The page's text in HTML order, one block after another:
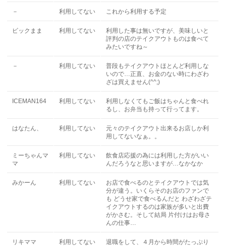
－ 利用してない これから利用する予定
ビックまま 利用してない
利用した事は無いですが、美味しいと
評判の店のテイクアウトものは食べて
みたいですね～
－ 利用してない
普段もテイクアウトほとんど利用しな
いので…正直、お金のない時にわざわ
ざは買えません(^^;)
ICEMAN164 利用してない
利用しなくてもご飯はちゃんと食べれ
るし、お弁当も持って行ってます。
はなたん、 利用してない
元々のテイクアウト出来るお店しか利
用してないなぁ。。
ミーちゃんマ
マ
利用してない
飲食店応援の為には利用した方がいい
んだろうなと思いますが…なかなか
みかーん 利用してない
お店で食べるのとテイクアウトでは気
分が違う。いくらそのお店のファンで
も どうせ家で食べるんだと わざわざテ
イクアウトするのは家族が多いと出費
がかさむ。そして結局 片付けはお母さ
んの仕事…
リキママ 利用してない
退職をして、４月から時間がたっぷり